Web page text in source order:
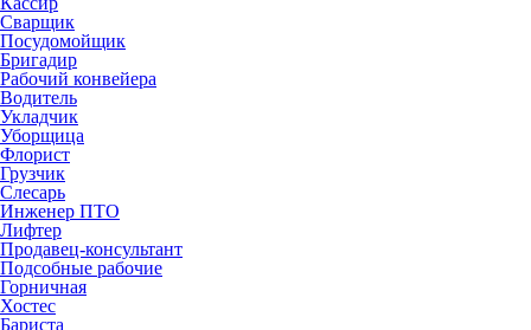
Сварщик
Посудомойщик
Бригадир
Рабочий конвейера
Водитель
Укладчик
Уборщица
Флорист
Грузчик
Слесарь
Инженер ПТО
Лифтер
Продавец-консультант
Подсобные рабочие
Горничная
Хостес
Бариста